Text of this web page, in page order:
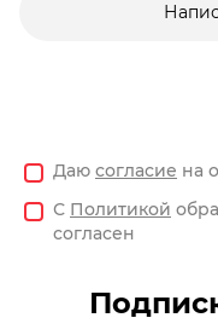
Даю согласие на
С Политикой
согласен